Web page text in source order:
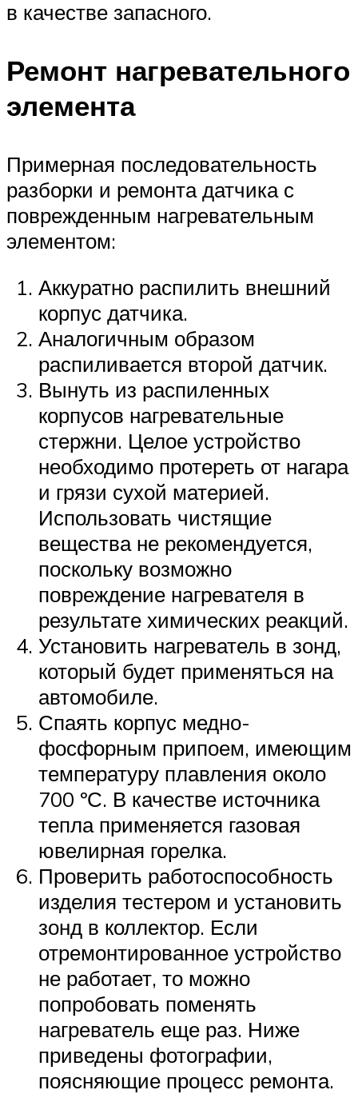
в качестве запасного.
Ремонт нагревательного
элемента
Примерная последовательность
разборки и ремонта датчика с
поврежденным нагревательным
элементом:
Аккуратно распилить внешний
корпус датчика.
Аналогичным образом
распиливается второй датчик.
Вынуть из распиленных
корпусов нагревательные
стержни. Целое устройство
необходимо протереть от нагара
и грязи сухой материей.
Использовать чистящие
вещества не рекомендуется,
поскольку возможно
повреждение нагревателя в
результате химических реакций.
Установить нагреватель в зонд,
который будет применяться на
автомобиле.
Спаять корпус медно-
фосфорным припоем, имеющим
температуру плавления около
700 ºС. В качестве источника
тепла применяется газовая
ювелирная горелка.
Проверить работоспособность
изделия тестером и установить
зонд в коллектор. Если
отремонтированное устройство
не работает, то можно
попробовать поменять
нагреватель еще раз. Ниже
приведены фотографии,
поясняющие процесс ремонта.